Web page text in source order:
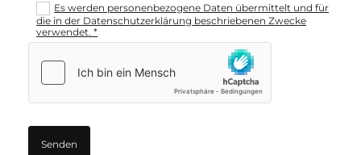
Es werden personenbezogene Daten übermittelt und für
die in der Datenschutzerklärung beschriebenen Zwecke
verwendet. *